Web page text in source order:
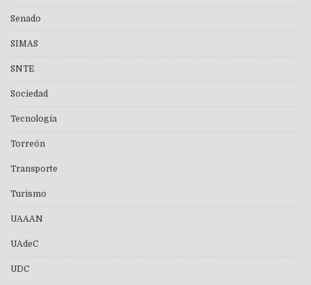
Senado
SIMAS
SNTE
Sociedad
Tecnología
Torreón
Transporte
Turismo
UAAAN
UAdeC
UDC